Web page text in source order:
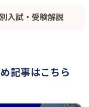
入試・受験解説
記事はこちら